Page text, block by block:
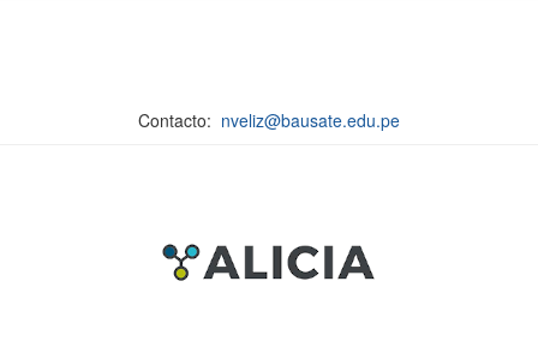
Contacto: nveliz@bausate.edu.pe